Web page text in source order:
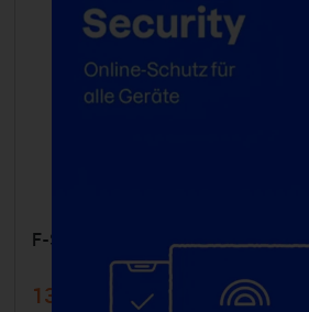
F-SECURE Internet Security - 3
139,99 € 169,99 €